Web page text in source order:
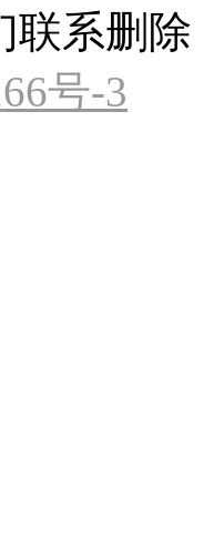
联系删除
号-3